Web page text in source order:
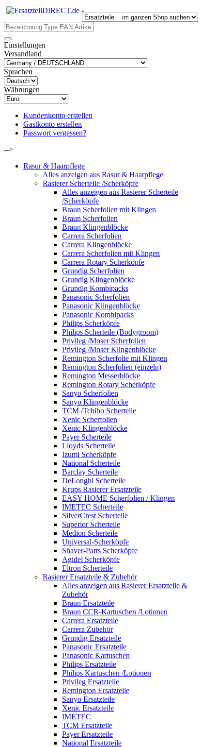
.
Einstellungen
Versandland
Sprachen
Währungen
Kundenkonto erstellen
Gastkonto erstellen
Passwort vergessen?
-->
Rasur & Haarpflege
Alles anzeigen aus Rasur & Haarpflege
Rasierer Scherteile /Scherköpfe
Alles anzeigen aus Rasierer Scherteile
/Scherköpfe
Braun Scherfolien mit Klingen
Braun Scherfolien
Braun Klingenblöcke
Carrera Scherfolien
Carrera Klingenblöcke
Carrera Scherfolien mit Klingen
Carrera Rotary Scherköpfe
Grundig Scherfolien
Grundig Klingenblöcke
Grundig Kombipacks
Panasonic Scherfolien
Panasonic Klingenblöcke
Panasonic Kombipacks
Philips Scherköpfe
Philips Scherteile (Bodygroom)
Privileg /Moser Scherfolien
Privileg /Moser Klingenblöcke
Remington Scherfolie mit Klingen
Remington Scherfolien (einzeln)
Remington Messerblöcke
Remington Rotary Scherköpfe
Sanyo Scherfolien
Sanyo Klingenblöcke
TCM /Tchibo Scherteile
Xenic Scherfolien
Xenic Klingenblöcke
Payer Scherteile
Lloyds Scherteile
Izumi Scherköpfe
National Scherteile
Barclay Scherteile
DeLonghi Scherteile
Krups Rasierer Ersatzteile
EASY HOME Scherfolien / Klingen
IMETEC Scherteile
SilverCrest Scherteile
Superior Scherteile
Medion Scherteile
Universal-Scherköpfe
Shaver-Parts Scherköpfe
Agidel Scherköpfe
Eltron Scherteile
Rasierer Ersatzteile & Zubehör
Alles anzeigen aus Rasierer Ersatzteile &
Zubehör
Braun Ersatzteile
Braun CCR-Kartuschen /Lotionen
Carrera Ersatzteile
Carrera Zubehör
Grundig Ersatzteile
Panasonic Ersatzteile
Panasonic Kartuschen
Philips Ersatzteile
Philips Kartuschen /Lotionen
Privileg Ersatzteile
Remington Ersatzteile
Sanyo Ersatzteile
Xenic Ersatzteile
IMETEC
TCM Ersatzteile
Payer Ersatzteile
National Ersatzteile